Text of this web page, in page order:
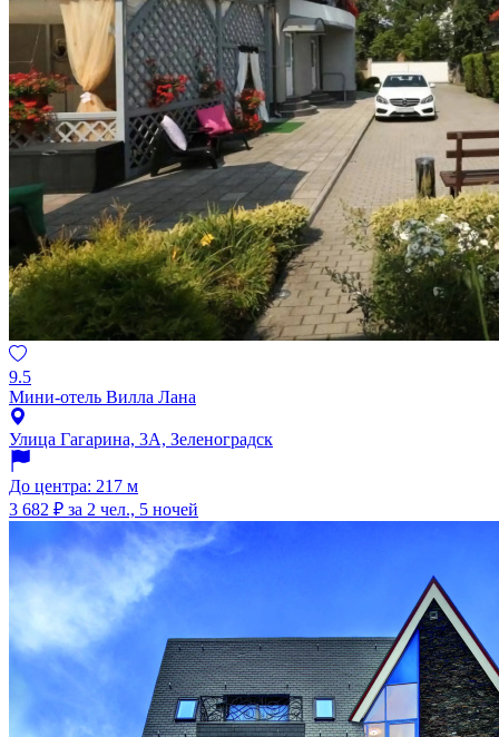
9.5
Мини-отель Вилла Лана
Улица Гагарина, 3А, Зеленоградск
До центра: 217 м
3 682 ₽ за 2 чел., 5 ночей